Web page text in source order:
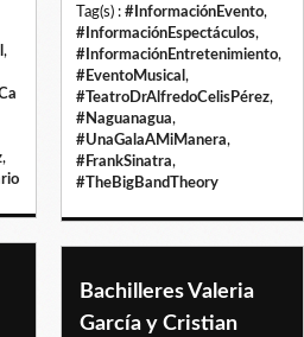
,
,
Tag(s) : #InformaciónEvento,
#InformaciónEspectáculos,
#InformaciónEntretenimiento,
#EventoMusical ,
#TeatroDrAlfredoCelisPérez,
#Naguanagua,
#UnaGalaAMiManera,
#FrankSinatra,
#TheBigBandTheory
Bachilleres Valeria
García y Cristian